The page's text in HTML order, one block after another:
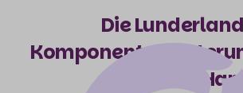
Die
aus deiner